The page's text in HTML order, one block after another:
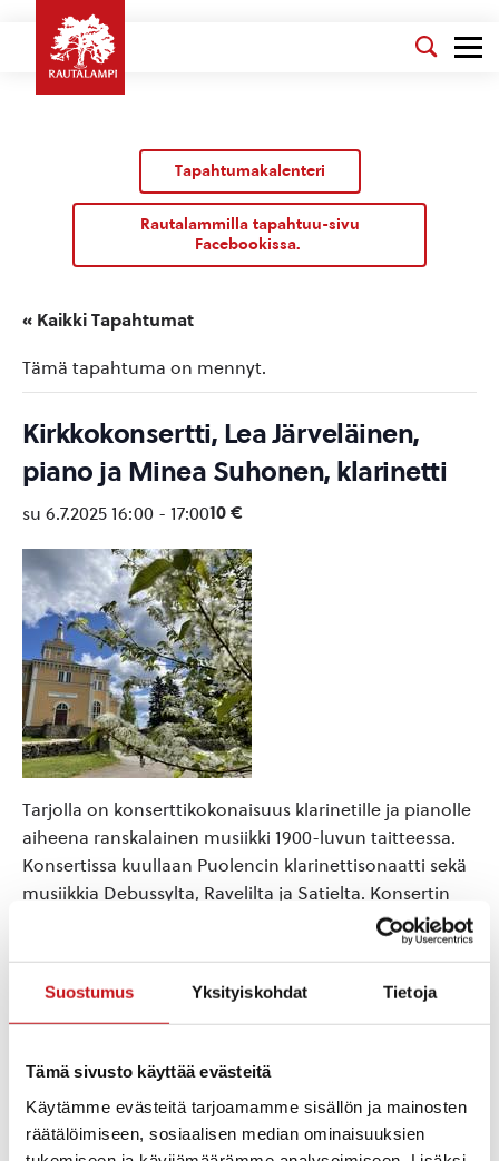
Suostumus Yksityiskohdat Tietoja
Tämä sivusto käyttää evästeitä
Käytämme evästeitä tarjoamamme sisällön ja mainosten
räätälöimiseen, sosiaalisen median ominaisuuksien
Tapahtumakalenteri
Rautalammilla tapahtuu-sivu
Facebookissa.
« Kaikki Tapahtumat
Tämä tapahtuma on mennyt.
Kirkkokonsertti, Lea Järveläinen,
piano ja Minea Suhonen, klarinetti
su 6.7.2025 16:00 - 17:0010 €
Tarjolla on konserttikokonaisuus klarinetille ja pianolle
aiheena ranskalainen musiikki 1900-luvun taitteessa.
Konsertissa kuullaan Puolencin klarinettisonaatti sekä
musiikkia Debussylta, Ravelilta ja Satielta. Konsertin
Lea ja Minea opiskelivat yhtäaikaa Savonia-
ammattikorkeakoulussa musiikkipedagogeiksi ja
tutustuivat siellä. He ovat molemmat soittaneet paljon
kesänä päättivät ruveta tekemään yhteistyötä.